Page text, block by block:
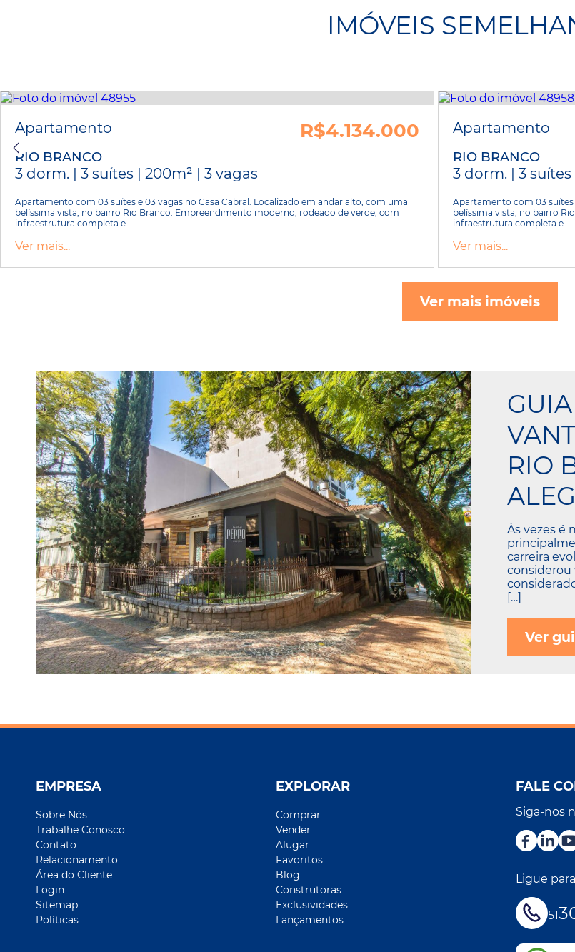
IMÓVEIS
Apartamento R$4.134.000
RIO BRANCO
3 dorm. | 3 suítes | 200m² | 3 vagas
Apartamento com 03 suítes e 03 vagas no Casa Cabral. Localizado em andar alto, com uma
belíssima vista, no bairro Rio Branco. Empreendimento moderno, rodeado de verde, com
infraestrutura completa e ...
Ver mais...
Apartamento
RIO BRANCO
3 dorm. | 3
Apartamento com 03 suítes
belíssima vista, no bairro
infraestrutura completa e ...
Ver mais...
Ver mais imóveis
RIO
Às vezes é
carreira
considerou
[…]
Ver
EMPRESA
Sobre Nós
Trabalhe Conosco
Contato
Relacionamento
Área do Cliente
Login
Sitemap
Políticas
EXPLORAR
Comprar
Vender
Alugar
Favoritos
Blog
Construtoras
Exclusividades
Lançamentos
FALE
Siga-nos
Ligue
51